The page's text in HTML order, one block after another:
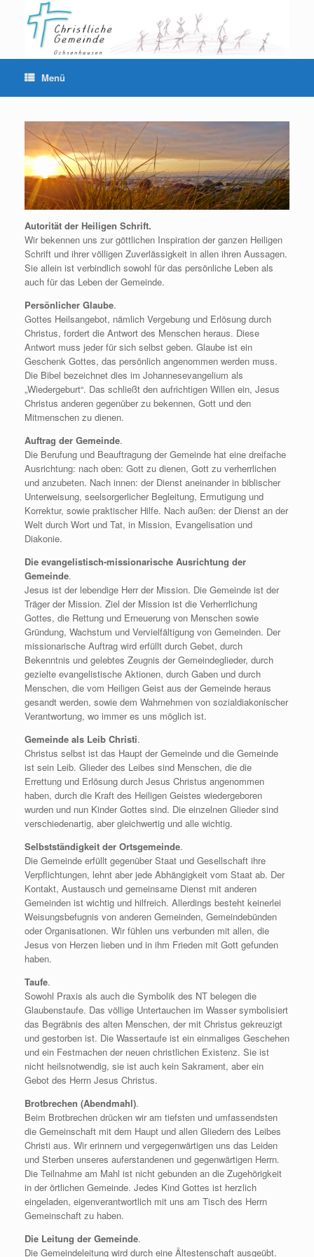
Menü
Autorität der Heiligen Schrift.
Wir bekennen uns zur göttlichen Inspiration der ganzen Heiligen
Schrift und ihrer völligen Zuverlässigkeit in allen ihren Aussagen.
Sie allein ist verbindlich sowohl für das persönliche Leben als
auch für das Leben der Gemeinde.
Persönlicher Glaube.
Gottes Heilsangebot, nämlich Vergebung und Erlösung durch
Christus, fordert die Antwort des Menschen heraus. Diese
Antwort muss jeder für sich selbst geben. Glaube ist ein
Geschenk Gottes, das persönlich angenommen werden muss.
Die Bibel bezeichnet dies im Johannesevangelium als
„Wiedergeburt“. Das schließt den aufrichtigen Willen ein, Jesus
Christus anderen gegenüber zu bekennen, Gott und den
Mitmenschen zu dienen.
Auftrag der Gemeinde.
Die Berufung und Beauftragung der Gemeinde hat eine dreifache
Ausrichtung: nach oben: Gott zu dienen, Gott zu verherrlichen
und anzubeten. Nach innen: der Dienst aneinander in biblischer
Unterweisung, seelsorgerlicher Begleitung, Ermutigung und
Korrektur, sowie praktischer Hilfe. Nach außen: der Dienst an der
Welt durch Wort und Tat, in Mission, Evangelisation und
Diakonie.
Die evangelistisch-missionarische Ausrichtung der
Gemeinde.
Jesus ist der lebendige Herr der Mission. Die Gemeinde ist der
Träger der Mission. Ziel der Mission ist die Verherrlichung
Gottes, die Rettung und Erneuerung von Menschen sowie
Gründung, Wachstum und Vervielfältigung von Gemeinden. Der
missionarische Auftrag wird erfüllt durch Gebet, durch
Bekenntnis und gelebtes Zeugnis der Gemeindeglieder, durch
gezielte evangelistische Aktionen, durch Gaben und durch
Menschen, die vom Heiligen Geist aus der Gemeinde heraus
gesandt werden, sowie dem Wahrnehmen von sozialdiakonischer
Verantwortung, wo immer es uns möglich ist.
Gemeinde als Leib Christi.
Christus selbst ist das Haupt der Gemeinde und die Gemeinde
ist sein Leib. Glieder des Leibes sind Menschen, die die
Errettung und Erlösung durch Jesus Christus angenommen
haben, durch die Kraft des Heiligen Geistes wiedergeboren
wurden und nun Kinder Gottes sind. Die einzelnen Glieder sind
verschiedenartig, aber gleichwertig und alle wichtig.
Selbstständigkeit der Ortsgemeinde.
Die Gemeinde erfüllt gegenüber Staat und Gesellschaft ihre
Verpflichtungen, lehnt aber jede Abhängigkeit vom Staat ab. Der
Kontakt, Austausch und gemeinsame Dienst mit anderen
Gemeinden ist wichtig und hilfreich. Allerdings besteht keinerlei
Weisungsbefugnis von anderen Gemeinden, Gemeindebünden
oder Organisationen. Wir fühlen uns verbunden mit allen, die
Jesus von Herzen lieben und in ihm Frieden mit Gott gefunden
haben.
Taufe.
Sowohl Praxis als auch die Symbolik des NT belegen die
Glaubenstaufe. Das völlige Untertauchen im Wasser symbolisiert
das Begräbnis des alten Menschen, der mit Christus gekreuzigt
und gestorben ist. Die Wassertaufe ist ein einmaliges Geschehen
und ein Festmachen der neuen christlichen Existenz. Sie ist
nicht heilsnotwendig, sie ist auch kein Sakrament, aber ein
Gebot des Herrn Jesus Christus.
Brotbrechen (Abendmahl).
Beim Brotbrechen drücken wir am tiefsten und umfassendsten
die Gemeinschaft mit dem Haupt und allen Gliedern des Leibes
Christi aus. Wir erinnern und vergegenwärtigen uns das Leiden
und Sterben unseres auferstandenen und gegenwärtigen Herrn.
Die Teilnahme am Mahl ist nicht gebunden an die Zugehörigkeit
in der örtlichen Gemeinde. Jedes Kind Gottes ist herzlich
eingeladen, eigenverantwortlich mit uns am Tisch des Herrn
Gemeinschaft zu haben.
Die Leitung der Gemeinde.
Die Gemeindeleitung wird durch eine Ältestenschaft ausgeübt.